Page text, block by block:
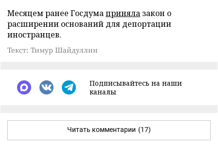
Месяцем ранее Госдумаприняла закон о
расширении оснований для депортации
иностранцев.
Текст: Тимур Шайдуллин
Подписывайтесь на наши
каналы
Читать комментарии (17)